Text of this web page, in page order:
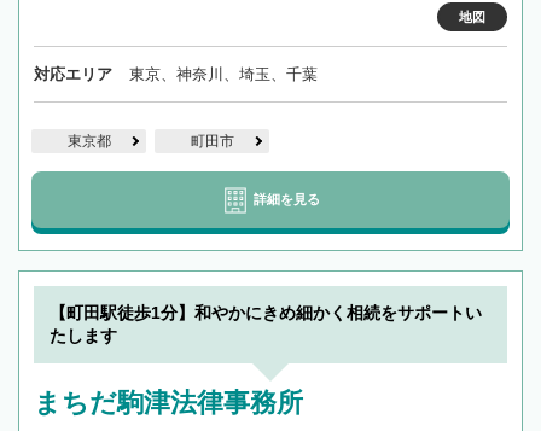
地図
対応エリア 東京、神奈川、埼玉、千葉
東京都 町田市
詳細を見る
【町田駅徒歩1分】和やかにきめ細かく相続をサポートい
たします
まちだ駒津法律事務所